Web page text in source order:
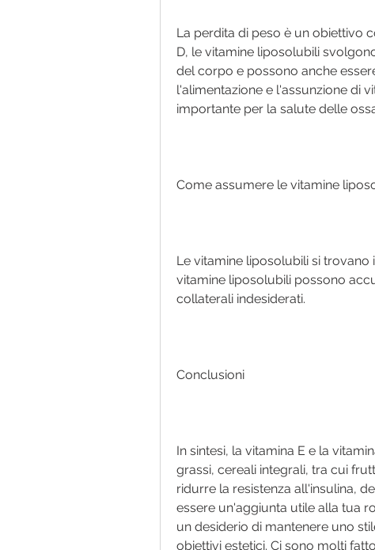
La perdita di peso è un obiettivo
D, le vitamine liposolubili
del corpo e possono anche
l'alimentazione e l'assunzione di
importante per la salute delle
Come assumere le vitamine
Le vitamine liposolubili si
vitamine liposolubili possono
collaterali indesiderati.
Conclusioni
In sintesi, la vitamina E e la
grassi, cereali integrali, tra cui
ridurre la resistenza all'insulina,
essere un'aggiunta utile alla tua
un desiderio di mantenere uno
obiettivi estetici. Ci sono molti